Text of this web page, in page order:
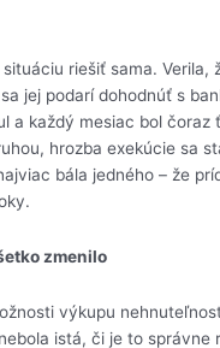
riešiť sama. Verila,
jej podarí dohodnúť s
a každý mesiac bol čoraz
hrozba exekúcie sa
bála jedného – že
zmenilo
výkupu
istá, či je to správne